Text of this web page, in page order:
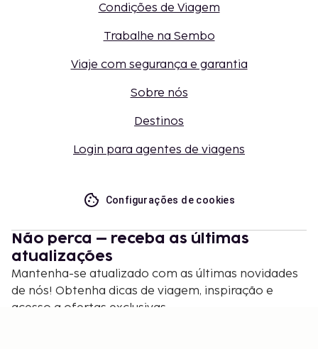
Condições de Viagem
Trabalhe na Sembo
Viaje com segurança e garantia
Sobre nós
Destinos
Login para agentes de viagens
Configurações de cookies
Não perca – receba as últimas
atualizações
Mantenha-se atualizado com as últimas novidades
de nós! Obtenha dicas de viagem, inspiração e
acesso a ofertas exclusivas.